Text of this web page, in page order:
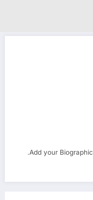
Add your